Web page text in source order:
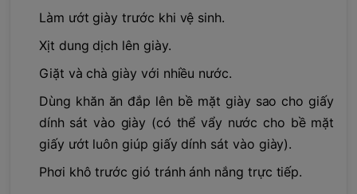
Làm ướt giày trước khi vệ sinh.
Xịt dung dịch lên giày.
Giặt và chà giày với nhiều nước.
Dùng khăn ăn đắp lên bề mặt giày sao cho giấy
dính sát vào giày (có thể vẩy nước cho bề mặt
giấy ướt luôn giúp giấy dính sát vào giày).
Phơi khô trước gió tránh ánh nắng trực tiếp.